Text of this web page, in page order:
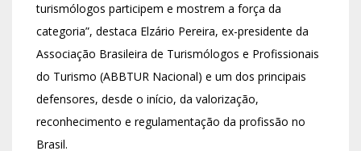
turismólogos participem e mostrem a força da
categoria”, destaca Elzário Pereira, ex-presidente da
Associação Brasileira de Turismólogos e Profissionais
do Turismo (ABBTUR Nacional) e um dos principais
defensores, desde o início, da valorização,
reconhecimento e regulamentação da profissão no
Brasil.